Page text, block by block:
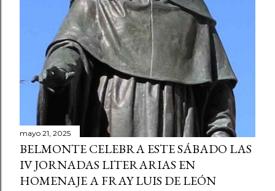
mayo 21, 2025
BELMONTE CELEBRA ESTE SÁBADO LAS
IV JORNADAS LITERARIAS EN
HOMENAJE A FRAY LUIS DE LEÓN